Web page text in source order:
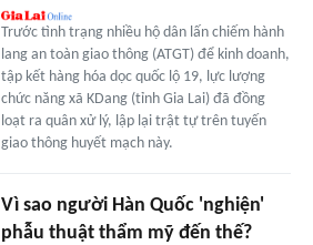
Trước tình trạng nhiều hộ dân lấn chiếm hành
lang an toàn giao thông (ATGT) để kinh doanh,
tập kết hàng hóa dọc quốc lộ 19, lực lượng
chức năng xã KDang (tỉnh Gia Lai) đã đồng
loạt ra quân xử lý, lập lại trật tự trên tuyến
giao thông huyết mạch này.
Vì sao người Hàn Quốc 'nghiện'
phẫu thuật thẩm mỹ đến thế?